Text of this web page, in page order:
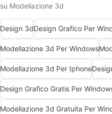
su Modellazione 3d
Design 3dDesign Grafico Per
Modellazione 3d Per Windows
Modellazione 3d Per Iphone
Design Grafico Gratis Per
Modellazione 3d Gratuita Per